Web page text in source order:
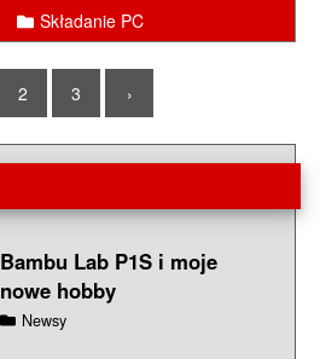
Składanie PC
2 3 ›
Bambu Lab P1S i moje
nowe hobby
Newsy